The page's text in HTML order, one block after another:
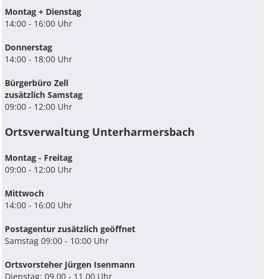
Montag + Dienstag
14:00 - 16:00 Uhr
Donnerstag
14:00 - 18:00 Uhr
Bürgerbüro Zell
zusätzlich Samstag
09:00 - 12:00 Uhr
Ortsverwaltung Unterharmersbach
Montag - Freitag
09:00 - 12:00 Uhr
Mittwoch
14:00 - 16:00 Uhr
Postagentur zusätzlich geöffnet
Samstag 09:00 - 10:00 Uhr
Ortsvorsteher Jürgen Isenmann
Dienstag: 09.00 - 11.00 Uhr